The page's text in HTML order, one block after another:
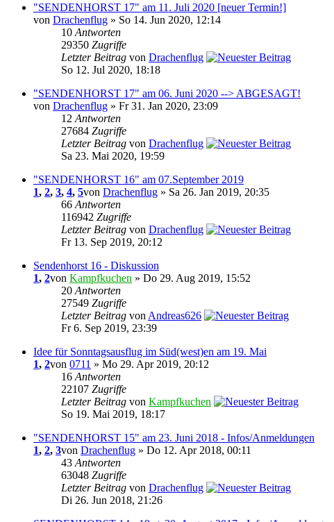
"SENDENHORST 17" am 11. Juli 2020 [neuer Termin!]
von Drachenflug » So 14. Jun 2020, 12:14
10 Antworten
29350 Zugriffe
Letzter Beitrag von Drachenflug
So 12. Jul 2020, 18:18
"SENDENHORST 17" am 06. Juni 2020 --> ABGESAGT!
von Drachenflug » Fr 31. Jan 2020, 23:09
12 Antworten
27684 Zugriffe
Letzter Beitrag von Drachenflug
Sa 23. Mai 2020, 19:59
"SENDENHORST 16" am 07.September 2019
1, 2, 3, 4, 5von Drachenflug » Sa 26. Jan 2019, 20:35
66 Antworten
116942 Zugriffe
Letzter Beitrag von Drachenflug
Fr 13. Sep 2019, 20:12
Sendenhorst 16 - Diskussion
1, 2von Kampfkuchen » Do 29. Aug 2019, 15:52
20 Antworten
27549 Zugriffe
Letzter Beitrag von Andreas626
Fr 6. Sep 2019, 23:39
Idee für Sonntagsausflug im Süd(west)en am 19. Mai
1, 2von 0711 » Mo 29. Apr 2019, 20:12
16 Antworten
22107 Zugriffe
Letzter Beitrag von Kampfkuchen
So 19. Mai 2019, 18:17
"SENDENHORST 15" am 23. Juni 2018 - Infos/Anmeldungen
1, 2, 3von Drachenflug » Do 12. Apr 2018, 00:11
43 Antworten
63048 Zugriffe
Letzter Beitrag von Drachenflug
Di 26. Jun 2018, 21:26